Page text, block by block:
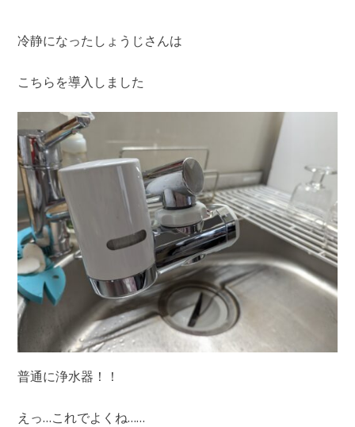
冷静になったしょうじさんは
こちらを導入しました
普通に浄水器！！
えっ…これでよくね……